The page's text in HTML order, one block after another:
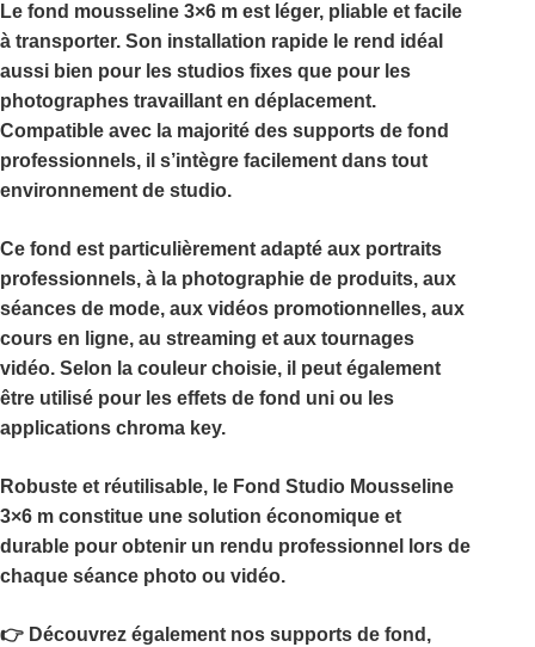
Le fond mousseline 3×6 m est léger, pliable et facile
à transporter. Son installation rapide le rend idéal
aussi bien pour les studios fixes que pour les
photographes travaillant en déplacement.
Compatible avec la majorité des supports de fond
professionnels, il s’intègre facilement dans tout
environnement de studio.
Ce fond est particulièrement adapté aux portraits
professionnels, à la photographie de produits, aux
séances de mode, aux vidéos promotionnelles, aux
cours en ligne, au streaming et aux tournages
vidéo. Selon la couleur choisie, il peut également
être utilisé pour les effets de fond uni ou les
applications chroma key.
Robuste et réutilisable, le Fond Studio Mousseline
3×6 m constitue une solution économique et
durable pour obtenir un rendu professionnel lors de
chaque séance photo ou vidéo.
👉 Découvrez également nos supports de fond,